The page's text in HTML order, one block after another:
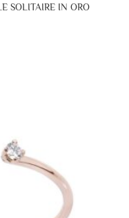
SOLITAIRE IN ORO